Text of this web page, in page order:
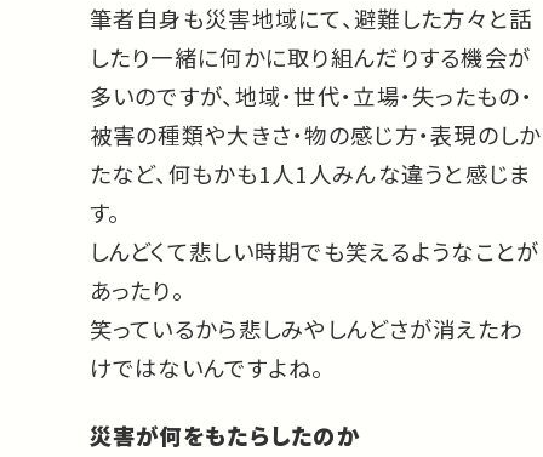
筆者自身も災害地域にて、避難した方々と話
したり一緒に何かに取り組んだりする機会が
多いのですが、地域・世代・立場・失ったもの・
被害の種類や大きさ・物の感じ方・表現のしか
たなど、何もかも1人1人みんな違うと感じま
す。
しんどくて悲しい時期でも笑えるようなことが
あったり。
笑っているから悲しみやしんどさが消えたわ
けではないんですよね。
災害が何をもたらしたのか